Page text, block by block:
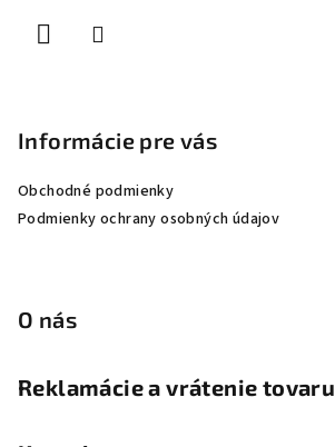
Informácie pre vás
Obchodné podmienky
Podmienky ochrany osobných údajov
O nás
Reklamácie a vrátenie tovaru